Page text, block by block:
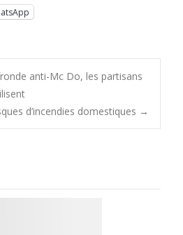
anti-Mc Do, les partisans
d’incendies domestiques →